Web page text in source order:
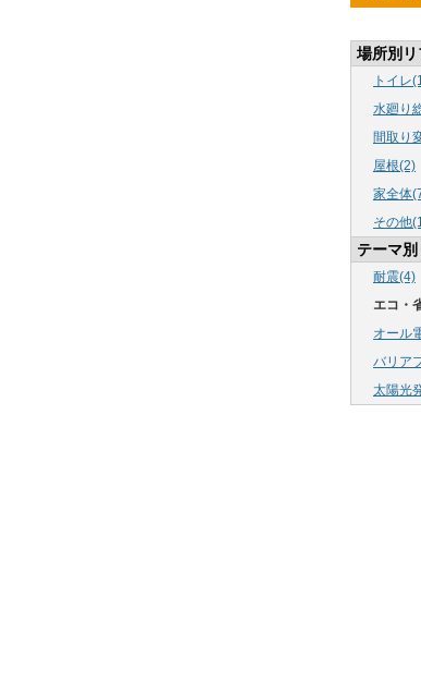
場所別
トイレ
水廻り
間取り
屋根(2)
家全体
その他
テーマ
耐震(4)
エコ・
オール
バリア
太陽光